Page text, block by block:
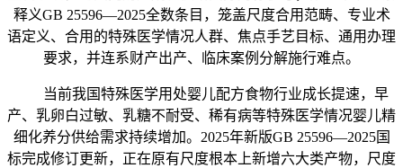
释义GB 25596—2025全数条目，笼盖尺度合用范畴、专业术
语定义、合用的特殊医学情况人群、焦点手艺目标、通用办理
要求，并连系财产出产、临床案例分解施行难点。
当前我国特殊医学用处婴儿配方食物行业成长提速，早
产、乳卵白过敏、乳糖不耐受、稀有病等特殊医学情况婴儿精
细化养分供给需求持续增加。2025年新版GB 25596—2025国
标完成修订更新，正在原有尺度根本上新增六大类产物，尺度